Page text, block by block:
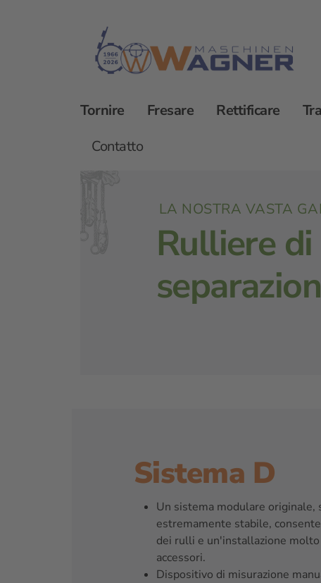
Tornire Fresare Rettificare
Contatto
Seghe TRENNJAEGER Accessori
LA NOSTRA VASTA
Rulliere di
Sistema D
Un sistema modulare originale,
estremamente stabile,
dei rulli e un'installazione
accessori.
Dispositivo di misurazione